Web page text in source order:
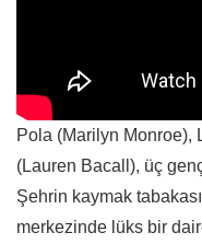
Pola (Marilyn Monroe),
(Lauren Bacall), üç
Şehrin kaymak
merkezinde lüks bir